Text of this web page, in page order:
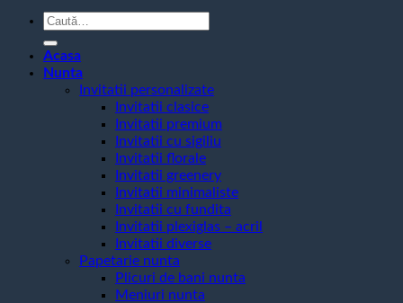
Caută
după:
Acasa
Nunta
Invitatii personalizate
Invitatii clasice
Invitatii premium
Invitatii cu sigiliu
Invitatii florale
Invitatii greenery
Invitatii minimaliste
Invitatii cu fundita
Invitatii plexiglas – acril
Invitatii diverse
Papetarie nunta
Plicuri de bani nunta
Meniuri nunta